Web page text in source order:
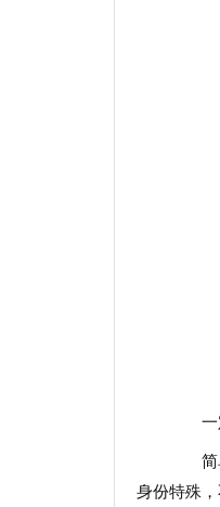
一定
简单
身份特殊